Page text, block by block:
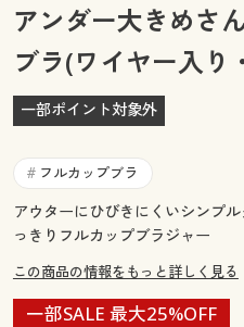
閲覧履歴
お気に入り
ご利用ガイド
お気に入り
サポート
ご利用ガイド
よくある質問とお問い合わ
アンダー大きめさ
ブラ(ワイヤー入り
一部ポイント対象外
# フルカップブラ
アウターにひびきにくいシンプ
っきりフルカップブラジャー
この商品の情報をもっと詳しく見る
一部SALE 最大25%OFF